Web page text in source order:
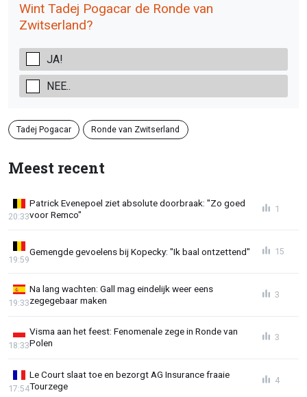
Wint Tadej Pogacar de Ronde van
Zwitserland?
JA!
NEE..
Tadej Pogacar Ronde van Zwitserland
Meest recent
Patrick Evenepoel ziet absolute doorbraak: "Zo goed
voor Remco"
20:33
1
Gemengde gevoelens bij Kopecky: "Ik baal ontzettend"
19:59
15
Na lang wachten: Gall mag eindelijk weer eens
zegegebaar maken
19:33
3
Visma aan het feest: Fenomenale zege in Ronde van
Polen
18:33
3
Le Court slaat toe en bezorgt AG Insurance fraaie
Tourzege
17:54
4